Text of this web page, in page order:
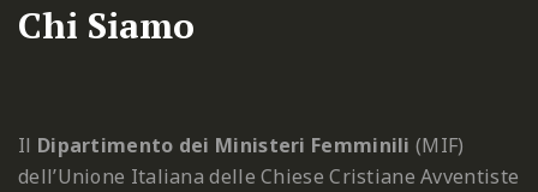
Chi Siamo
Il Dipartimento dei Ministeri Femminili (MIF)
dell’Unione Italiana delle Chiese Cristiane Avventiste